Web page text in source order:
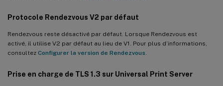
Protocole Rendezvous V2 par défaut
Rendezvous reste désactivé par défaut. Lorsque Rendezvous est
activé, il utilise V2 par défaut au lieu de V1. Pour plus d’informations,
consultez Configurer la version de Rendezvous
Prise en charge de TLS 1.3 sur Universal Print Server